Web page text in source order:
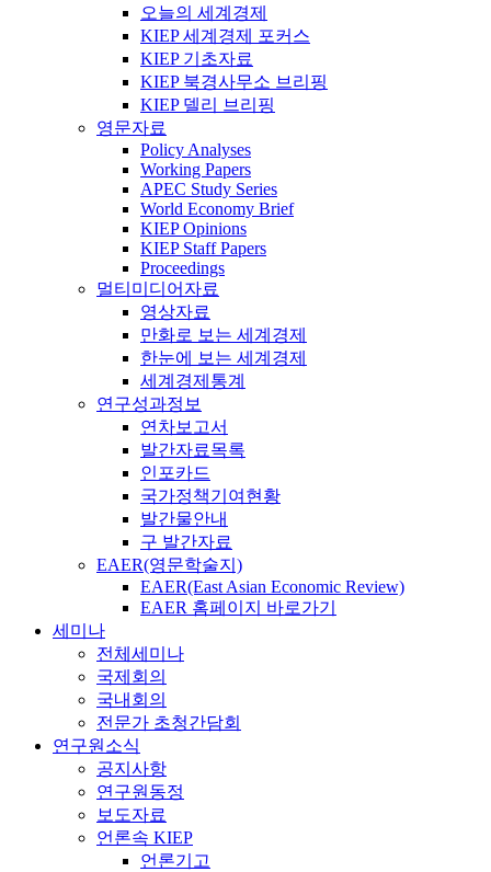
오늘의 세계경제
KIEP 세계경제 포커스
KIEP 기초자료
KIEP 북경사무소 브리핑
KIEP 델리 브리핑
영문자료
Policy Analyses
Working Papers
APEC Study Series
World Economy Brief
KIEP Opinions
KIEP Staff Papers
Proceedings
멀티미디어자료
영상자료
만화로 보는 세계경제
한눈에 보는 세계경제
세계경제통계
연구성과정보
연차보고서
발간자료목록
인포카드
국가정책기여현황
발간물안내
구 발간자료
EAER(영문학술지)
EAER(East Asian Economic Review)
EAER 홈페이지 바로가기
세미나
전체세미나
국제회의
국내회의
전문가 초청간담회
연구원소식
공지사항
연구원동정
보도자료
언론속 KIEP
언론기고